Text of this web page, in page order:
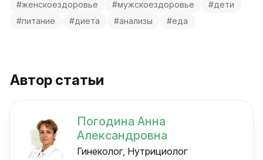
#женскоездоровье #мужскоездоровье
#дети
#питание
#диета #анализы #еда
Автор статьи
Погодина Анна
Александровна
Гинеколог, Нутрициолог